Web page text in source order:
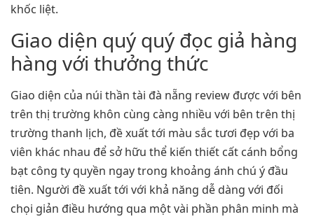
khốc liệt.
Giao diện quý quý đọc giả hàng
hàng với thưởng thức
Giao diện của núi thần tài đà nẵng review được với bên
trên thị trường khôn cùng càng nhiều với bên trên thị
trường thanh lịch, đề xuất tới màu sắc tươi đẹp với ba
viên khác nhau để sở hữu thể kiến thiết cất cánh bổng
bạt công ty quyền ngay trong khoảng ánh chú ý đầu
tiên. Người đề xuất tới với khả năng dễ dàng với đối
chọi giản điều hướng qua một vài phần phân minh mà